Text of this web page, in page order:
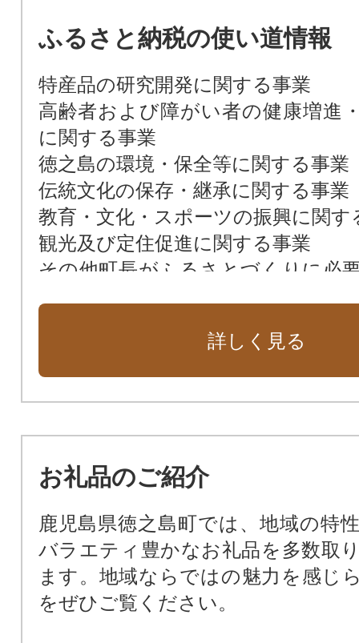
ふるさと納税の使い道情報
特産品の研究開発に関する事業
高齢者および障がい者の健康増進
に関する事業
徳之島の環境・保全等に関する事業
伝統文化の保存・継承に関する事業
教育・文化・スポーツの振興に関す
観光及び定住促進に関する事業
その他町長がふるさとづくりに必
詳しく見る
お礼品のご紹介
鹿児島県徳之島町では、地域の特
バラエティ豊かなお礼品を多数取
ます。地域ならではの魅力を感じ
をぜひご覧ください。